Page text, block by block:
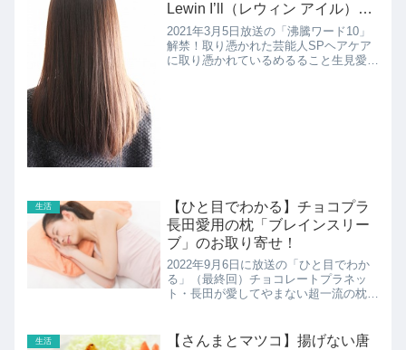
Lewin I’ll（レウィン アイル）の
予約方法！
2021年3月5日放送の「沸騰ワード10」
解禁！取り憑かれた芸能人SPヘアケア
に取り憑かれているめるること生見愛瑠
生活
【ひと目でわかる】チョコプラ
長田愛用の枕「ブレインスリー
ブ」のお取り寄せ！
2022年9月6日に放送の「ひと目でわか
る」（最終回）チョコレートプラネッ
ト・長田が愛してやまない超一流の枕の
スリーブの紹介です！
生活
【さんまとマツコ】揚げない唐